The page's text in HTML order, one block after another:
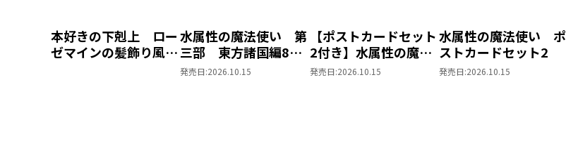
本好きの下剋上 ロー
ゼマインの髪飾り風ブ
水属性の魔法使い 第
三部 東方諸国編8
同時発売まとめ買いセ
発売日:2026.10.15
【ポストカードセット
2付き】水属性の魔法
使い 第三部 東方諸
発売日:2026.10.15
水属性の魔法使い ポ
ストカードセット2
発売日:2026.10.15